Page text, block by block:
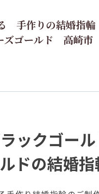
手作りの結婚指
ズゴールド 高崎市
ックゴー
ドの結婚